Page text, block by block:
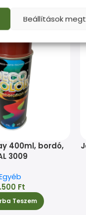
Beállítások
400ml, bordó,
3009
Ft
Teszem